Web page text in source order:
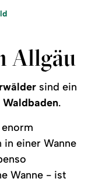
Allgäu
sind ein
Waldbaden.
in einer Wanne
Wanne - ist